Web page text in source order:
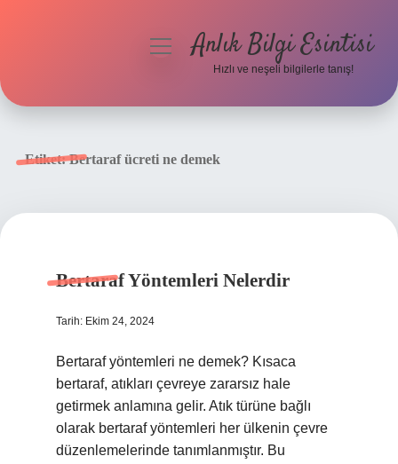
menüyüAnlık Bilgi Esintisi
Hızlı ve neşeli bilgilerle tanış!
Etiket:Bertaraf ücreti ne demek
Bertaraf Yöntemleri Nelerdir
Tarih: Ekim 24, 2024
Bertaraf yöntemleri ne demek? Kısaca
bertaraf, atıkları çevreye zararsız hale
getirmek anlamına gelir. Atık türüne bağlı
olarak bertaraf yöntemleri her ülkenin çevre
düzenlemelerinde tanımlanmıştır. Bu